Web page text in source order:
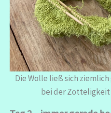
Die Wolle ließ sich
bei der